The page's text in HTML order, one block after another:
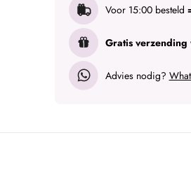
Voor 15:00 besteld
Gratis verzending
Advies nodig?